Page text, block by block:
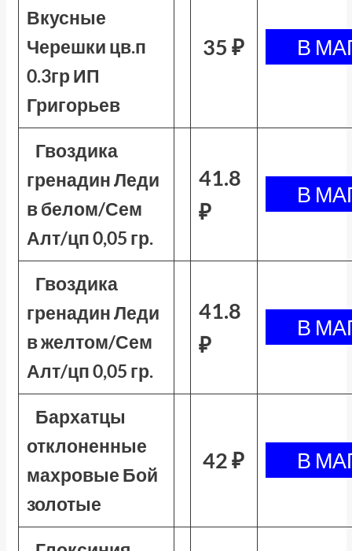
Вкусные
Черешки цв.п
0.3гр ИП
Григорьев
35 ₽
Гвоздика
гренадин Леди
в белом/Сем
Алт/цп 0,05 гр.
41.8
₽
Гвоздика
гренадин Леди
в желтом/Сем
Алт/цп 0,05 гр.
41.8
₽
Бархатцы
отклоненные
махровые Бой
золотые
42 ₽